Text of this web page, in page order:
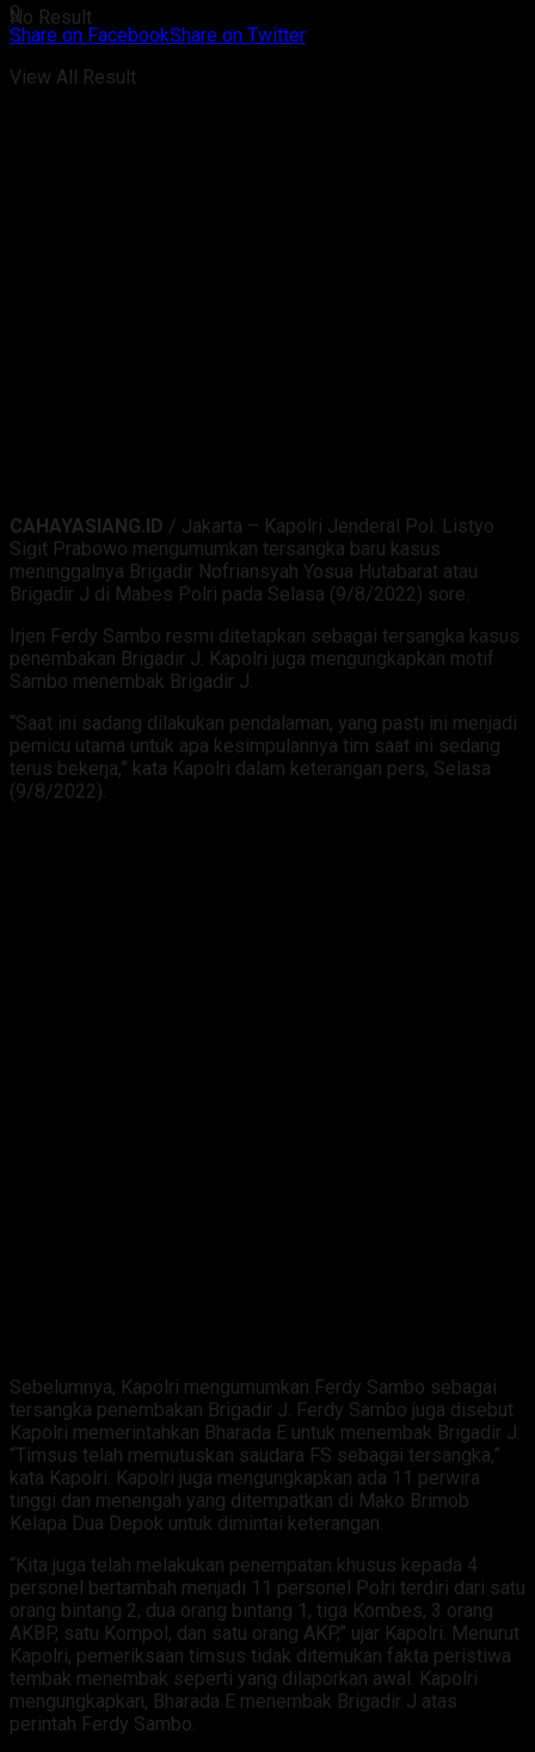
No Result
View All Result
0
Share on FacebookShare on Twitter
CAHAYASIANG.ID / Jakarta – Kapolri Jenderal Pol. Listyo
Sigit Prabowo mengumumkan tersangka baru kasus
meninggalnya Brigadir Nofriansyah Yosua Hutabarat atau
Brigadir J di Mabes Polri pada Selasa (9/8/2022) sore.
Irjen Ferdy Sambo resmi ditetapkan sebagai tersangka kasus
penembakan Brigadir J. Kapolri juga mengungkapkan motif
Sambo menembak Brigadir J.
“Saat ini sadang dilakukan pendalaman, yang pasti ini menjadi
pemicu utama untuk apa kesimpulannya tim saat ini sedang
terus bekerja,” kata Kapolri dalam keterangan pers, Selasa
(9/8/2022).
Sebelumnya, Kapolri mengumumkan Ferdy Sambo sebagai
tersangka penembakan Brigadir J. Ferdy Sambo juga disebut
Kapolri memerintahkan Bharada E untuk menembak Brigadir J.
“Timsus telah memutuskan saudara FS sebagai tersangka,”
kata Kapolri. Kapolri juga mengungkapkan ada 11 perwira
tinggi dan menengah yang ditempatkan di Mako Brimob
Kelapa Dua Depok untuk dimintai keterangan.
“Kita juga telah melakukan penempatan khusus kepada 4
personel bertambah menjadi 11 personel Polri terdiri dari satu
orang bintang 2, dua orang bintang 1, tiga Kombes, 3 orang
AKBP, satu Kompol, dan satu orang AKP,” ujar Kapolri. Menurut
Kapolri, pemeriksaan timsus tidak ditemukan fakta peristiwa
tembak menembak seperti yang dilaporkan awal. Kapolri
mengungkapkan, Bharada E menembak Brigadir J atas
perintah Ferdy Sambo.